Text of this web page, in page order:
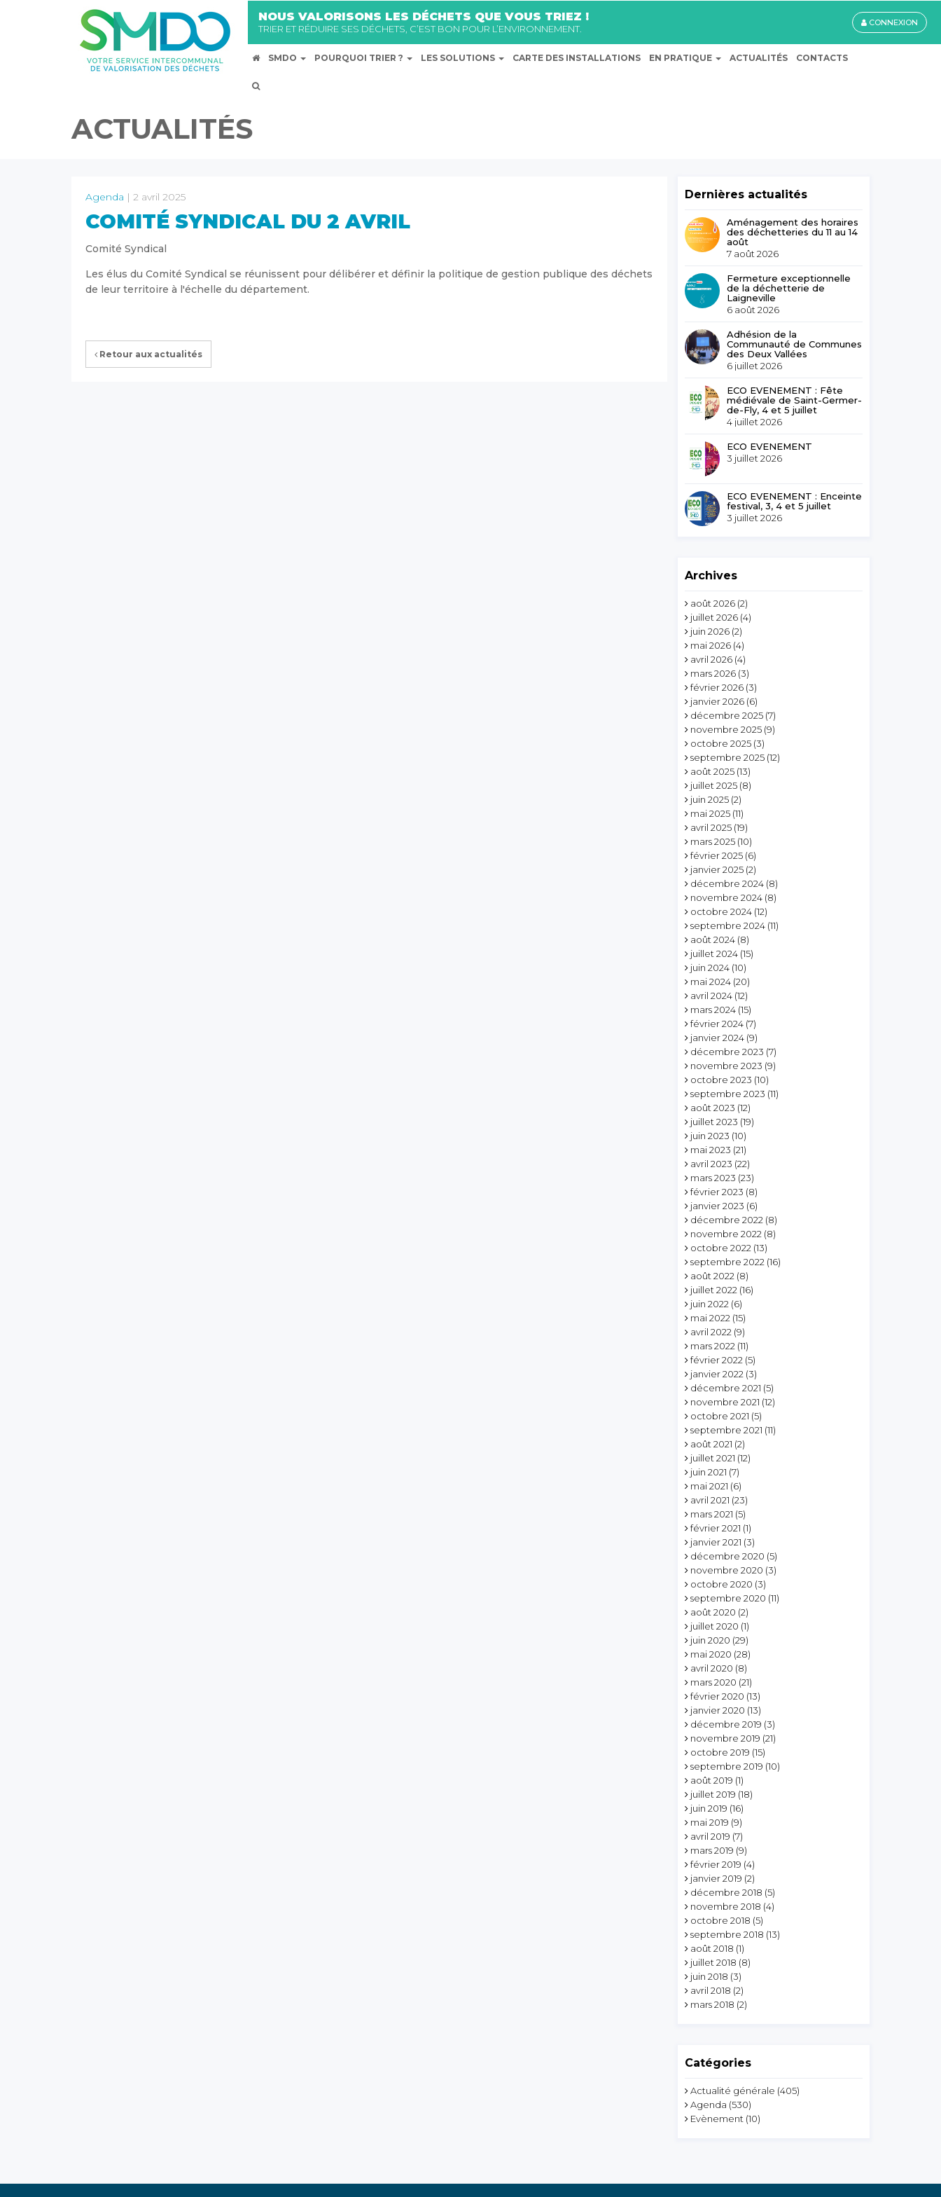
NOUS VALORISONS LES DÉCHETS QUE VOUS TRIEZ !
TRIER ET RÉDUIRE SES DÉCHETS, C’EST BON POUR L’ENVIRONNEMENT.
SMDO POURQUOI TRIER ? LES SOLUTIONS CARTE DES INSTALLATIONS EN PRATIQUE ACTUALITÉS CONTACTS
CONNEXION
ACTUALITÉS
Agenda | 2 avril 2025
COMITÉ SYNDICAL DU 2 AVRIL
Comité Syndical
Les élus du Comité Syndical se réunissent pour délibérer et définir la politique de gestion publique des déchets
de leur territoire à l'échelle du département.
Retour aux actualités
Dernières actualités
Aménagement des horaires
des déchetteries du 11 au 14
août
7 août 2026
Fermeture exceptionnelle
de la déchetterie de
Laigneville
6 août 2026
Adhésion de la
Communauté de Communes
des Deux Vallées
6 juillet 2026
ECO EVENEMENT : Fête
médiévale de Saint-Germer-
de-Fly, 4 et 5 juillet
4 juillet 2026
ECO EVENEMENT
3 juillet 2026
ECO EVENEMENT : Enceinte
festival, 3, 4 et 5 juillet
3 juillet 2026
Archives
août 2026 (2)
juillet 2026 (4)
juin 2026 (2)
mai 2026 (4)
avril 2026 (4)
mars 2026 (3)
février 2026 (3)
janvier 2026 (6)
décembre 2025 (7)
novembre 2025 (9)
octobre 2025 (3)
septembre 2025 (12)
août 2025 (13)
juillet 2025 (8)
juin 2025 (2)
mai 2025 (11)
avril 2025 (19)
mars 2025 (10)
février 2025 (6)
janvier 2025 (2)
décembre 2024 (8)
novembre 2024 (8)
octobre 2024 (12)
septembre 2024 (11)
août 2024 (8)
juillet 2024 (15)
juin 2024 (10)
mai 2024 (20)
avril 2024 (12)
mars 2024 (15)
février 2024 (7)
janvier 2024 (9)
décembre 2023 (7)
novembre 2023 (9)
octobre 2023 (10)
septembre 2023 (11)
août 2023 (12)
juillet 2023 (19)
juin 2023 (10)
mai 2023 (21)
avril 2023 (22)
mars 2023 (23)
février 2023 (8)
janvier 2023 (6)
décembre 2022 (8)
novembre 2022 (8)
octobre 2022 (13)
septembre 2022 (16)
août 2022 (8)
juillet 2022 (16)
juin 2022 (6)
mai 2022 (15)
avril 2022 (9)
mars 2022 (11)
février 2022 (5)
janvier 2022 (3)
décembre 2021 (5)
novembre 2021 (12)
octobre 2021 (5)
septembre 2021 (11)
août 2021 (2)
juillet 2021 (12)
juin 2021 (7)
mai 2021 (6)
avril 2021 (23)
mars 2021 (5)
février 2021 (1)
janvier 2021 (3)
décembre 2020 (5)
novembre 2020 (3)
octobre 2020 (3)
septembre 2020 (11)
août 2020 (2)
juillet 2020 (1)
juin 2020 (29)
mai 2020 (28)
avril 2020 (8)
mars 2020 (21)
février 2020 (13)
janvier 2020 (13)
décembre 2019 (3)
novembre 2019 (21)
octobre 2019 (15)
septembre 2019 (10)
août 2019 (1)
juillet 2019 (18)
juin 2019 (16)
mai 2019 (9)
avril 2019 (7)
mars 2019 (9)
février 2019 (4)
janvier 2019 (2)
décembre 2018 (5)
novembre 2018 (4)
octobre 2018 (5)
septembre 2018 (13)
août 2018 (1)
juillet 2018 (8)
juin 2018 (3)
avril 2018 (2)
mars 2018 (2)
Catégories
Actualité générale (405)
Agenda (530)
Evènement (10)